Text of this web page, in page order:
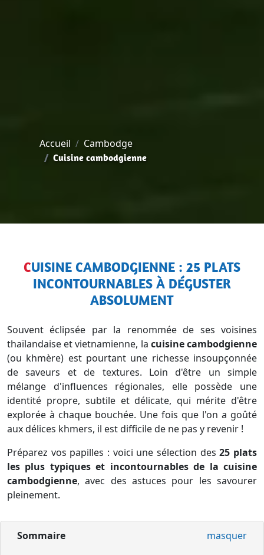
Accueil Cambodge
Cuisine cambodgienne
CUISINE CAMBODGIENNE : 25 PLATS
INCONTOURNABLES À DÉGUSTER
ABSOLUMENT
Souvent éclipsée par la renommée de ses voisines
thaïlandaise et vietnamienne, la cuisine cambodgienne
(ou khmère) est pourtant une richesse insoupçonnée
de saveurs et de textures. Loin d'être un simple
mélange d'influences régionales, elle possède une
identité propre, subtile et délicate, qui mérite d'être
explorée à chaque bouchée. Une fois que l'on a goûté
aux délices khmers, il est difficile de ne pas y revenir !
Préparez vos papilles : voici une sélection des25 plats
les plus typiques et incontournables de la cuisine
cambodgienne, avec des astuces pour les savourer
pleinement.
Sommaire masquer